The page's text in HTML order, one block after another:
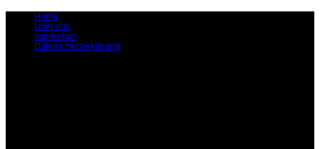
Home
Über uns
Impressum
Datenschutzerklärung